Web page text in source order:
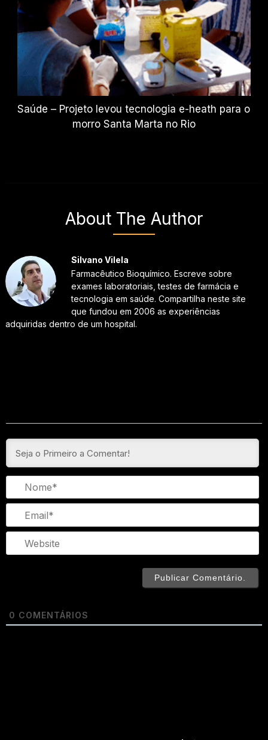
Saúde – Projeto levou tecnologia e-heath para o
morro Santa Marta no Rio
About The Author
Silvano Vilela
Farmacêutico Bioquímico. Escreve sobre
exames laboratoriais, testes de farmácia e
tecnologia em saúde. Compartilha neste site
que fundou em 2006 as experiências
adquiridas dentro de um hospital.
0 COMENTÁRIOS